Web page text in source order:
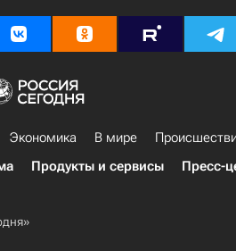
Экономика В мире
Продукты и сервисы Пресс-